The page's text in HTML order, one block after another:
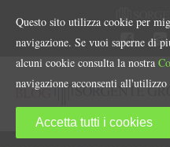
Questo sito utilizza cookie per
navigazione. Se vuoi saperne di
alcuni cookie consulta la nostra
navigazione acconsenti
Accetta tutti i cookies